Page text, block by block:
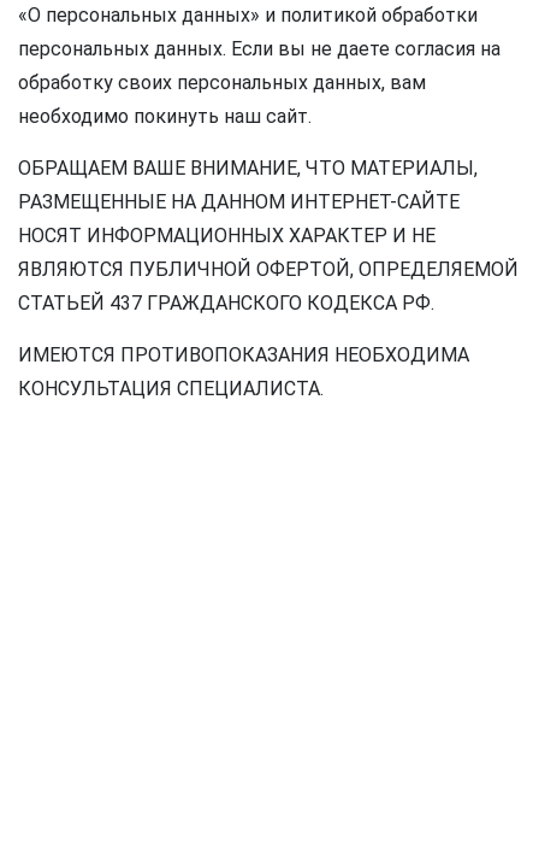
«О персональных данных» и политикой обработки
персональных данных. Если вы не даете согласия на
обработку своих персональных данных, вам
необходимо покинуть наш сайт.
ОБРАЩАЕМ ВАШЕ ВНИМАНИЕ, ЧТО МАТЕРИАЛЫ,
РАЗМЕЩЕННЫЕ НА ДАННОМ ИНТЕРНЕТ-САЙТЕ
НОСЯТ ИНФОРМАЦИОННЫХ ХАРАКТЕР И НЕ
ЯВЛЯЮТСЯ ПУБЛИЧНОЙ ОФЕРТОЙ, ОПРЕДЕЛЯЕМОЙ
СТАТЬЕЙ 437 ГРАЖДАНСКОГО КОДЕКСА РФ.
ИМЕЮТСЯ ПРОТИВОПОКАЗАНИЯ НЕОБХОДИМА
КОНСУЛЬТАЦИЯ СПЕЦИАЛИСТА.